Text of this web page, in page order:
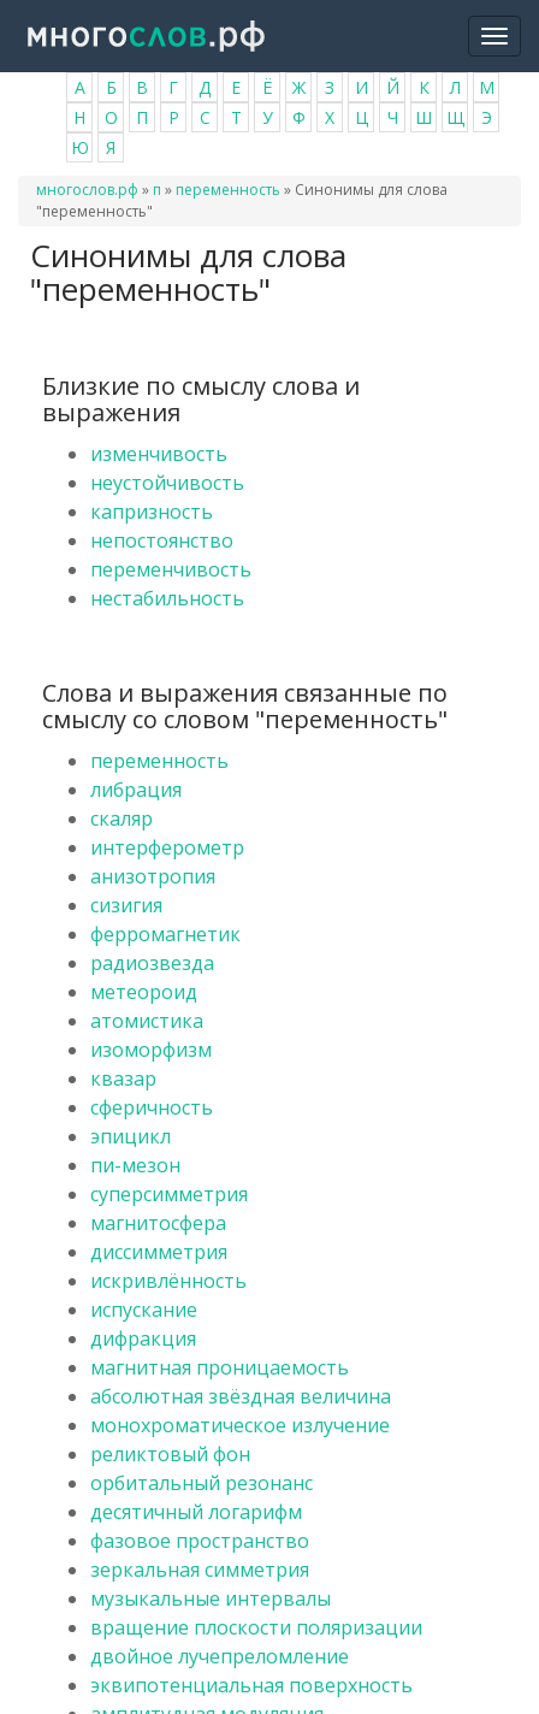
основному
содержанию
А Б В Г Д Е Ё Ж З И Й К Л
М
Н
О П Р С Т У Ф Х Ц Ч Ш Щ
Э
Ю
Я
Вы
здесь
многослов.рф » п » переменность » Синонимы для слова
"переменность"
Синонимы для слова
"переменность"
Близкие по смыслу слова и
выражения
изменчивость
неустойчивость
капризность
непостоянство
переменчивость
нестабильность
Слова и выражения связанные по
смыслу со словом "переменность"
переменность
либрация
скаляр
интерферометр
анизотропия
сизигия
ферромагнетик
радиозвезда
метеороид
атомистика
изоморфизм
квазар
сферичность
эпицикл
пи-мезон
суперсимметрия
магнитосфера
диссимметрия
искривлённость
испускание
дифракция
магнитная проницаемость
абсолютная звёздная величина
монохроматическое излучение
реликтовый фон
орбитальный резонанс
десятичный логарифм
фазовое пространство
зеркальная симметрия
музыкальные интервалы
вращение плоскости поляризации
двойное лучепреломление
эквипотенциальная поверхность